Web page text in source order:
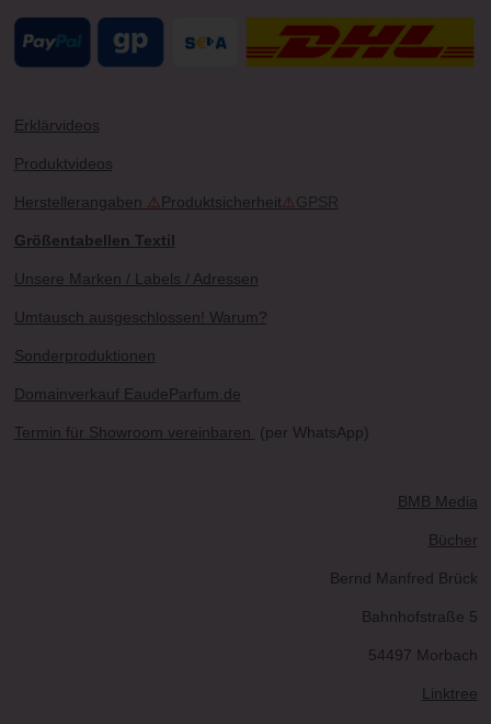
Erklärvideos
Produktvideos
Herstellerangaben ⚠ Produktsicherheit⚠ GPSR
Größentabellen Textil
Unsere Marken / Labels / Adressen
Umtausch ausgeschlossen! Warum?
Sonderproduktionen
Domainverkauf EaudeParfum.de
Termin für Showroom vereinbaren (per WhatsApp)
BMB Media
Bücher
Bernd Manfred Brück
Bahnhofstraße 5
54497 Morbach
Linktree